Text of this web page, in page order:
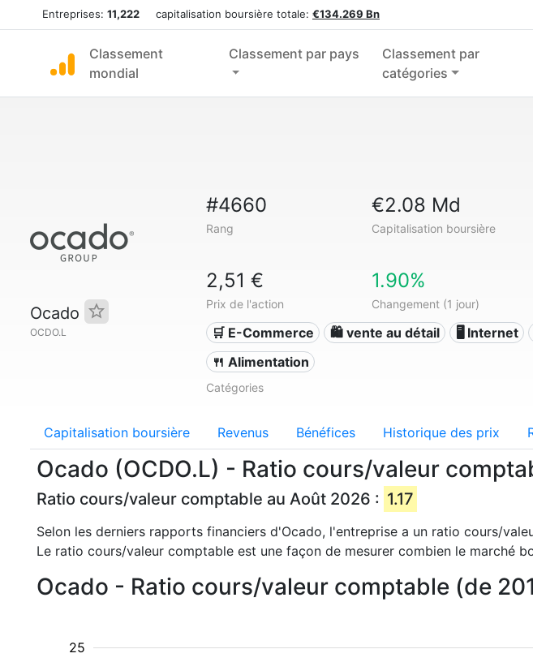
Entreprises: 11,222 capitalisation boursière totale: €134.269 Bn
Classement
mondial
Classement par pays
Classement par
catégories
Ocado
OCDO.L
#4660
Rang
€2.08 Md
Capitalisation boursière
2,51 €
Prix de l'action
1.90%
Changement (1 jour)
🛒 E-Commerce 🛍️ vente au détail 🖥️ Internet
🍴 Alimentation
Catégories
Capitalisation boursière Revenus Bénéfices Historique des prix
Ocado (OCDO.L) - Ratio cours/valeur
Ratio cours/valeur comptable au Août 2026 : 1.17
Selon les derniers rapports financiers d'Ocado, l'entreprise a un ratio cours/
Le ratio cours/valeur comptable est une façon de mesurer combien le marché
Ocado - Ratio cours/valeur comptable (de
25